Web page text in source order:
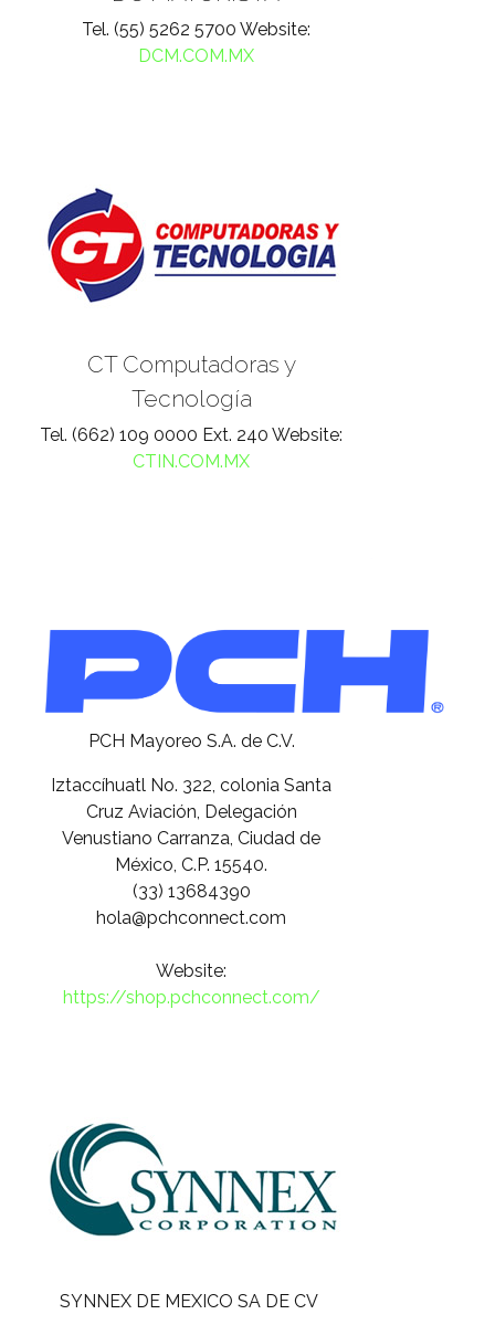
Tel. (55) 5262 5700 Website:
DCM.COM.MX
CT Computadoras y
Tecnología
Tel. (662) 109 0000 Ext. 240 Website:
CTIN.COM.MX
PCH Mayoreo S.A. de C.V.
Iztaccíhuatl No. 322, colonia Santa
Cruz Aviación, Delegación
Venustiano Carranza, Ciudad de
México, C.P. 15540.
(33) 13684390
hola@pchconnect.com
Website:
https://shop.pchconnect.com/
SYNNEX DE MEXICO SA DE CV